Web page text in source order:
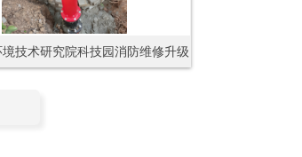
技术研究院科技园消防维修升级